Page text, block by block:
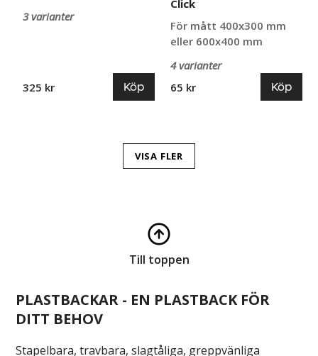
3 varianter
325 kr Köp
Click
För mått 400x300 mm
eller 600x400 mm
4 varianter
65 kr
Köp
VISA FLER
Till toppen
PLASTBACKAR - EN PLASTBACK FÖR
DITT BEHOV
Stapelbara, travbara, slagtåliga, greppvänliga